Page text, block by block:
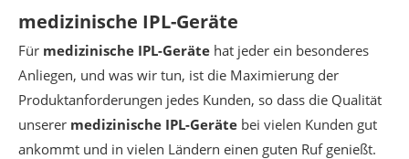
medizinische IPL-Geräte
Für medizinische IPL-Geräte hat jeder ein besonderes
Anliegen, und was wir tun, ist die Maximierung der
Produktanforderungen jedes Kunden, so dass die Qualität
unserer medizinische IPL-Geräte bei vielen Kunden gut
ankommt und in vielen Ländern einen guten Ruf genießt.